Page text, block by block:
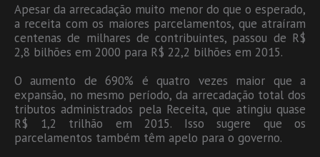
Apesar da arrecadação muito menor do que o esperado,
a receita com os maiores parcelamentos, que atraíram
centenas de milhares de contribuintes, passou de R$
2,8 bilhões em 2000 para R$ 22,2 bilhões em 2015.
O aumento de 690% é quatro vezes maior que a
expansão, no mesmo período, da arrecadação total dos
tributos administrados pela Receita, que atingiu quase
R$ 1,2 trilhão em 2015. Isso sugere que os
parcelamentos também têm apelo para o governo.